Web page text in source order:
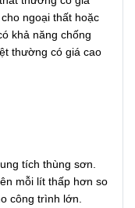
ngoại thất hoặc
khả năng chống
thường có giá cao
tích thùng sơn.
mỗi lít thấp hơn so
công trình lớn.